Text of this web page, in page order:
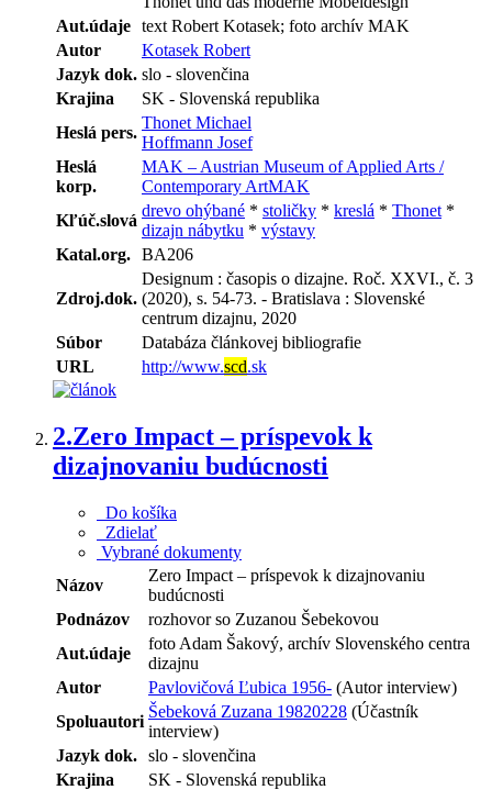
Aut.údaje text Robert Kotasek; foto archív MAK
Autor
Kotasek Robert
Jazyk dok. slo - slovenčina
Krajina
SK - Slovenská republika
Heslá pers.
Thonet Michael
Hoffmann Josef
Heslá
korp.
MAK – Austrian Museum of Applied Arts /
Contemporary ArtMAK
Kľúč.slová
drevo ohýbané * stoličky * kreslá * Thonet *
dizajn nábytku * výstavy
Katal.org. BA206
Zdroj.dok.
Designum : časopis o dizajne. Roč. XXVI., č. 3
(2020), s. 54-73. - Bratislava : Slovenské
centrum dizajnu, 2020
Súbor
Databáza článkovej bibliografie
URL
http://www.scd.sk
2.Zero Impact – príspevok k
dizajnovaniu budúcnosti
Do košíka
Zdielať
Vybrané dokumenty
Názov
Zero Impact – príspevok k dizajnovaniu
budúcnosti
Podnázov
rozhovor so Zuzanou Šebekovou
Aut.údaje
foto Adam Šakový, archív Slovenského centra
dizajnu
Autor
Pavlovičová Ľubica 1956- (Autor interview)
Spoluautori
Šebeková Zuzana 19820228 (Účastník
interview)
Jazyk dok. slo - slovenčina
Krajina
SK - Slovenská republika